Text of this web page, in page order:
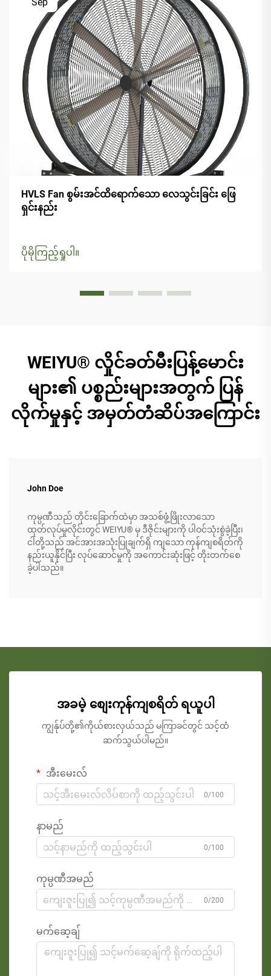
HVLS Fan စွမ်းအင်ထိရောက်သော လေသွင်းခြင်း ဖြေ
ရှင်းနည်း
ပိုမိုကြည့်ရှုပါ။
WEIYU® လှိုင်ခတ်မီးပြန့်မောင်း
များ၏ ပစ္စည်းများအတွက် ပြန်
လိုက်မှုနှင့် အမှတ်တံဆိပ်အကြောင်း
John Doe
ကုမ္ပဏီသည် တိုင်းခြောက်ထဲမှာ အသစ်ဖွံ့ဖြိုးလာသော
ထုတ်လုပ်မှုလိုင်းတွင် WEIYU® မှ ဒီဇိုင်းများကို ပါဝင်သုံးစွဲခဲ့ပြီး၊
ငါတို့သည် အင်အားအသုံးပြုချက်ရှိ ကျသော ကုန်ကျစရိတ်ကို
နည်းယူနိုင်ပြီး လုပ်ဆောင်မှုကို အကောင်းဆုံးဖြင့် တိုးတက်စေ
ခဲ့ပါသည်။
အခမဲ့ စျေးကုန်ကျစရိတ် ရယူပါ
ကျွန်ုပ်တို့၏ကိုယ်စားလှယ်သည် မကြာခင်တွင် သင့်ထံ
ဆက်သွယ်ပါမည်။
အီးမေးလ်
0/100
နာမည်
0/100
ကုမ္ပဏီအမည်
0/200
မက်ဆေ့ချ်